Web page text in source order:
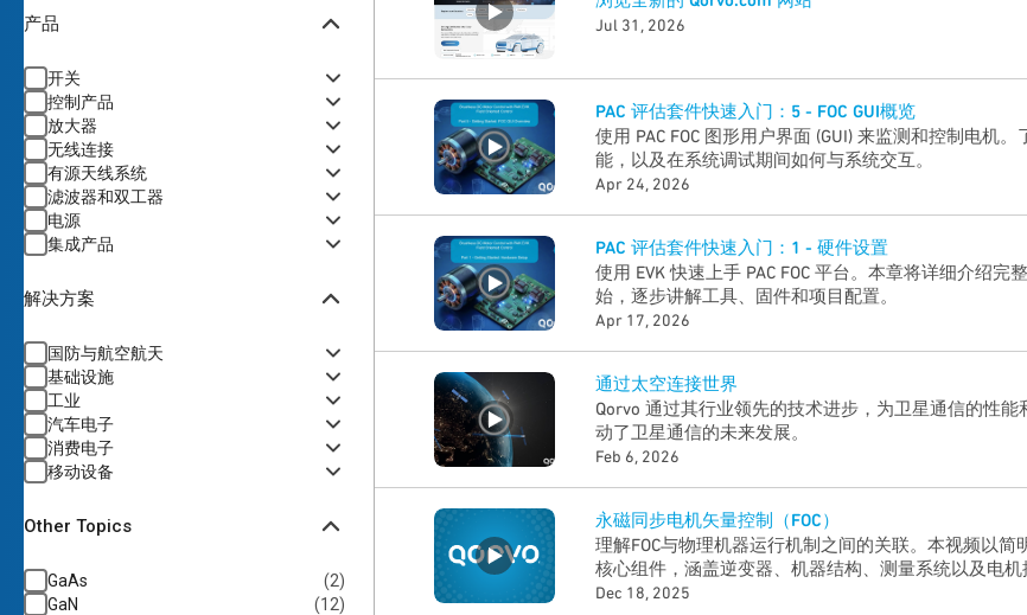
产品
开关
控制产品
放大器
无线连接
有源天线系统
滤波器和双工器
电源
集成产品
解决方案
国防与航空航天
基础设施
工业
汽车电子
消费电子
移动设备
Other Topics
GaAs (2)
GaN
(12)
Jul 31, 2026
PAC 评估套件快速入门：5 - FOC GUI概览
使用 PAC FOC 图形用户界面 (GUI) 来监测和控制电机
能，以及在系统调试期间如何与系统交互。
Apr 24, 2026
PAC 评估套件快速入门：1 - 硬件设置
使用 EVK 快速上手 PAC FOC 平台。本章将详细介绍完
始，逐步讲解工具、固件和项目配置。
Apr 17, 2026
通过太空连接世界
Qorvo 通过其行业领先的技术进步，为卫星通信的性
动了卫星通信的未来发展。
Feb 6, 2026
永磁同步电机矢量控制（FOC）
理解FOC与物理机器运行机制之间的关联。本视频以简
核心组件，涵盖逆变器、机器结构、测量系统以及电
块。清晰阐释的数学转换原理，助您掌握FOC技术如何
Dec 18, 2025